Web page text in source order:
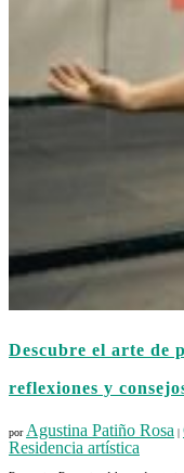
Descubre el arte de
reflexiones y
por Agustina Patiño Rosa |
Residencia artística